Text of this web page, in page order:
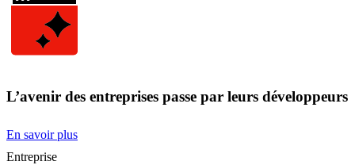
L’avenir des entreprises passe par leurs développeurs
En savoir plus
Entreprise